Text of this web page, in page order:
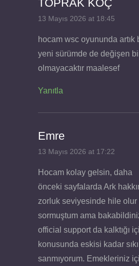
TOPRAK KOÇ
13 Mayıs 2026 at 18:45
hocam wsc oyununda artık
yeni sürümde de değişen
olmayacaktır maalesef
Yanıtla
Emre
13 Mayıs 2026 at 17:22
Hocam kolay gelsin, daha
önceki sayfalarda Ark
zorluk seviyesinde hile olur
sormuştum ama
official support da kalktığı
konusunda eskisi kadar sıkı
sanmıyorum. Emekleriniz